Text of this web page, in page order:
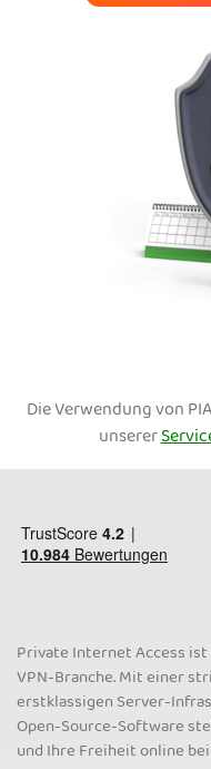
Die Verwendung von
unserer
Private Internet Access
VPN-Branche. Mit einer
erstklassigen Server-
Open-Source-Software
und Ihre Freiheit online